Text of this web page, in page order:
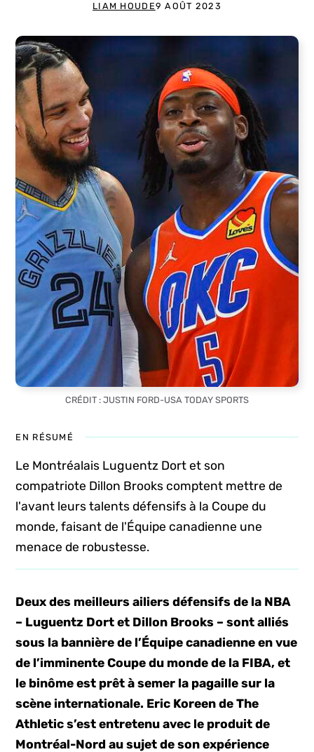
LIAM HOUDE9 AOÛT 2023
CRÉDIT : JUSTIN FORD-USA TODAY SPORTS
EN RÉSUMÉ
Le Montréalais Luguentz Dort et son
compatriote Dillon Brooks comptent mettre de
l'avant leurs talents défensifs à la Coupe du
monde, faisant de l'Équipe canadienne une
menace de robustesse.
Deux des meilleurs ailiers défensifs de la NBA
– Luguentz Dort et Dillon Brooks – sont alliés
sous la bannière de l’Équipe canadienne en vue
de l’imminente Coupe du monde de la FIBA, et
le binôme est prêt à semer la pagaille sur la
scène internationale. Eric Koreen de The
Athletic s’est entretenu avec le produit de
Montréal-Nord au sujet de son expérience